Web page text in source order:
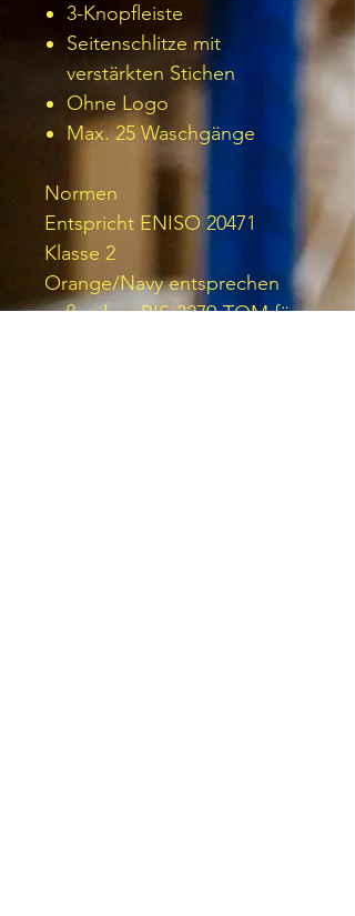
3-Knopfleiste
Seitenschlitze mit
verstärkten Stichen
Ohne Logo
Max. 25 Waschgänge
Normen
Entspricht ENISO 20471
Klasse 2
Orange/Navy entsprechen
außerdem RIS-3279-TOM für